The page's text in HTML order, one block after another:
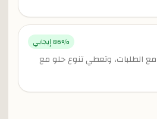
86% إيجابي
الطلبات، وتعطي تنوع حلو مع